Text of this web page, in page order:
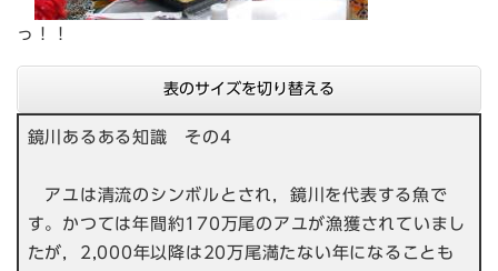
っ！！
表のサイズを切り替える
鏡川あるある知識 その4
アユは清流のシンボルとされ，鏡川を代表する魚で
す。かつては年間約170万尾のアユが漁獲されていまし
たが，2,000年以降は20万尾満たない年になることも